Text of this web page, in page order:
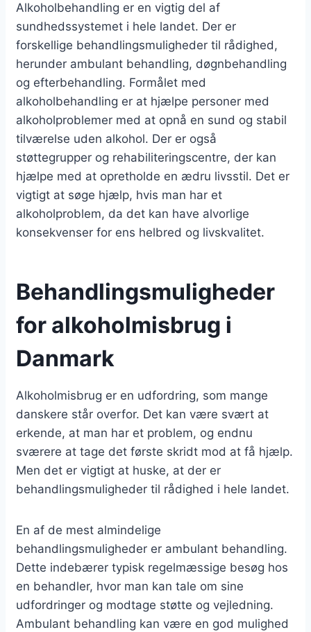
Alkoholbehandling er en vigtig del af
sundhedssystemet i hele landet. Der er
forskellige behandlingsmuligheder til rådighed,
herunder ambulant behandling, døgnbehandling
og efterbehandling. Formålet med
alkoholbehandling er at hjælpe personer med
alkoholproblemer med at opnå en sund og stabil
tilværelse uden alkohol. Der er også
støttegrupper og rehabiliteringscentre, der kan
hjælpe med at opretholde en ædru livsstil. Det er
vigtigt at søge hjælp, hvis man har et
alkoholproblem, da det kan have alvorlige
konsekvenser for ens helbred og livskvalitet.
Behandlingsmuligheder
for alkoholmisbrug i
Danmark
Alkoholmisbrug er en udfordring, som mange
danskere står overfor. Det kan være svært at
erkende, at man har et problem, og endnu
sværere at tage det første skridt mod at få hjælp.
Men det er vigtigt at huske, at der er
behandlingsmuligheder til rådighed i hele landet.
En af de mest almindelige
behandlingsmuligheder er ambulant behandling.
Dette indebærer typisk regelmæssige besøg hos
en behandler, hvor man kan tale om sine
udfordringer og modtage støtte og vejledning.
Ambulant behandling kan være en god mulighed